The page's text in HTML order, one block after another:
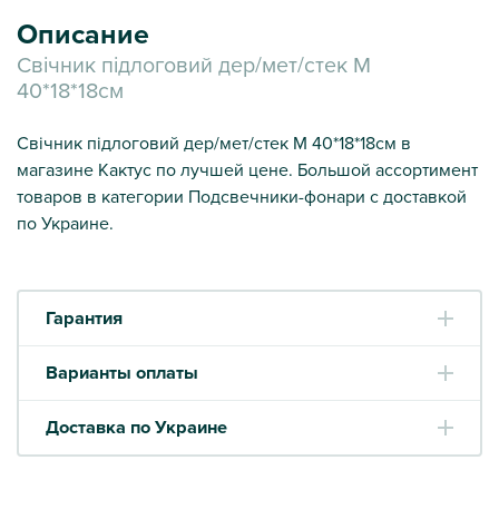
Описание
Свічник підлоговий дер/мет/стек M
40*18*18см
Свічник підлоговий дер/мет/стек M 40*18*18см в
магазине Кактус по лучшей цене. Большой ассортимент
товаров в категории Подсвечники-фонари с доставкой
по Украине.
Гарантия
Варианты оплаты
Доставка по Украине